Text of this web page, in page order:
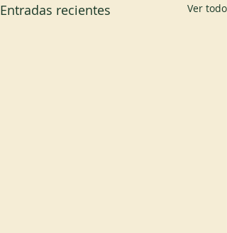
Entradas recientes Ver todo